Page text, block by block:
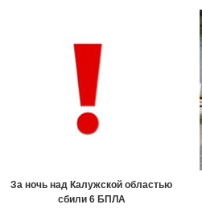
За ночь над Калужской областью
сбили 6 БПЛА